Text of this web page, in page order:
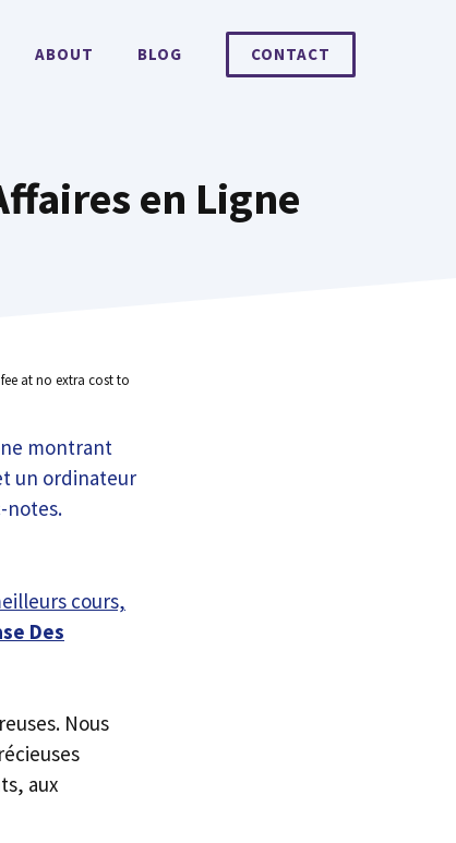
ABOUT BLOG CONTACT
en Ligne
at no extra cost to
cours,
Des
Nous
aux